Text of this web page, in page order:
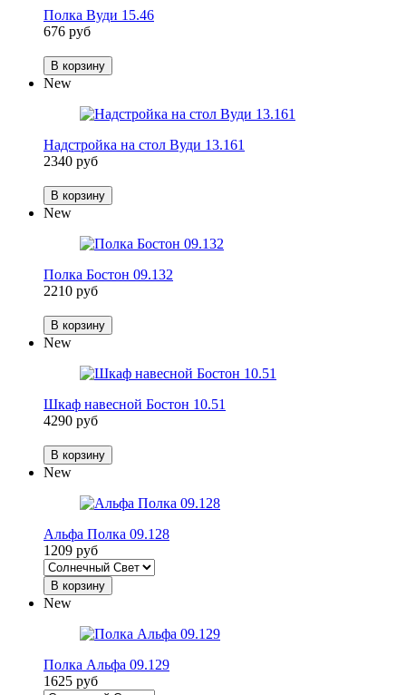
Полка Вуди 15.46
676 руб
В корзину
New
Надстройка на стол Вуди 13.161
2340 руб
В корзину
New
Полка Бостон 09.132
2210 руб
В корзину
New
Шкаф навесной Бостон 10.51
4290 руб
В корзину
New
Альфа Полка 09.128
1209 руб
В корзину
New
Полка Альфа 09.129
1625 руб